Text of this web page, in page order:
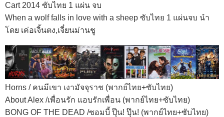
Cart 2014 ซับไทย 1 แผ่น จบ
When a wolf falls in love with a sheep ซับไทย 1 แผ่นจบ นำ
โดย เค่อเจิ้นตง,เจี๋ยนม่านชู
Horns / คนมีเขา เงามัจจุราช (พากย์ไทย+ซับไทย)
About Alex /เพื่อนรัก แอบรักเพื่อน (พากย์ไทย+ซับไทย)
BONG OF THE DEAD /ซอมบี้ ปุ๊น! ปุ๊น! (พากย์ไทย+ซับไทย)